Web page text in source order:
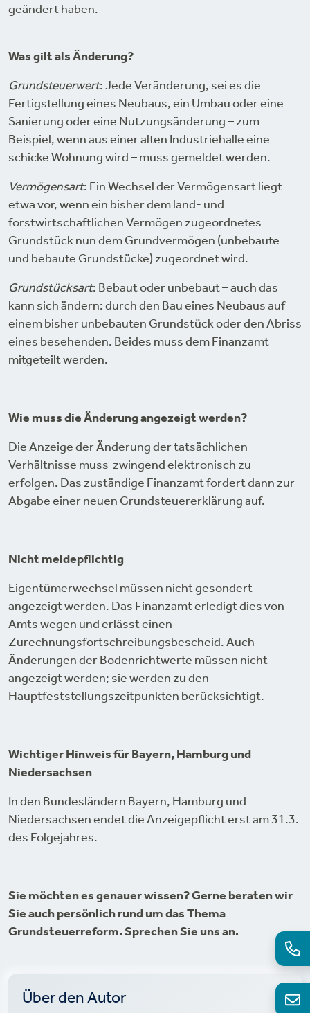
geändert haben.
Was gilt als Änderung?
Grundsteuerwert: Jede Veränderung, sei es die
Fertigstellung eines Neubaus, ein Umbau oder eine
Sanierung oder eine Nutzungsänderung – zum
Beispiel, wenn aus einer alten Industriehalle eine
schicke Wohnung wird – muss gemeldet werden.
Vermögensart: Ein Wechsel der Vermögensart liegt
etwa vor, wenn ein bisher dem land- und
forstwirtschaftlichen Vermögen zugeordnetes
Grundstück nun dem Grundvermögen (unbebaute
und bebaute Grundstücke) zugeordnet wird.
Grundstücksart: Bebaut oder unbebaut – auch das
kann sich ändern: durch den Bau eines Neubaus auf
einem bisher unbebauten Grundstück oder den Abriss
eines besehenden. Beides muss dem Finanzamt
mitgeteilt werden.
Wie muss die Änderung angezeigt werden?
Die Anzeige der Änderung der tatsächlichen
Verhältnisse muss zwingend elektronisch zu
erfolgen. Das zuständige Finanzamt fordert dann zur
Abgabe einer neuen Grundsteuererklärung auf.
Nicht meldepflichtig
Eigentümerwechsel müssen nicht gesondert
angezeigt werden. Das Finanzamt erledigt dies von
Amts wegen und erlässt einen
Zurechnungsfortschreibungsbescheid. Auch
Änderungen der Bodenrichtwerte müssen nicht
angezeigt werden; sie werden zu den
Hauptfeststellungszeitpunkten berücksichtigt.
Wichtiger Hinweis für Bayern, Hamburg und
Niedersachsen
In den Bundesländern Bayern, Hamburg und
Niedersachsen endet die Anzeigepflicht erst am 31.3.
des Folgejahres.
Sie möchten es genauer wissen? Gerne beraten wir
Sie auch persönlich rund um das Thema
Grundsteuerreform. Sprechen Sie uns an.
Über den Autor